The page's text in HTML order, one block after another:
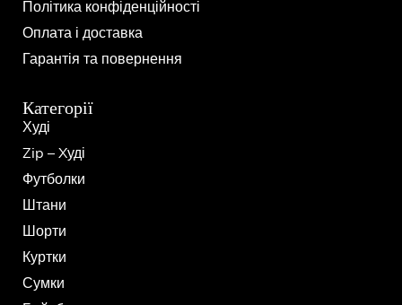
Політика конфіденційності
Оплата і доставка
Гарантія та повернення
Категорії
Худі
Zip – Xуді
Футболки
Штани
Шорти
Куртки
Сумки